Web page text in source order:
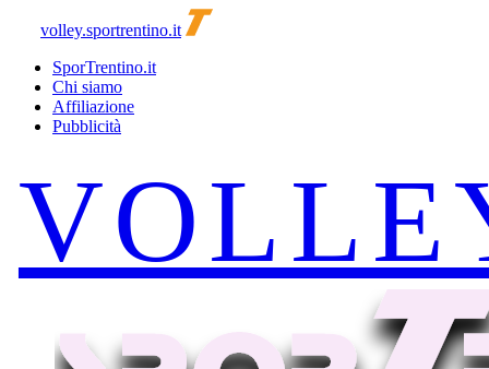
volley.sportrentino.it
SporTrentino.it
Chi siamo
Affiliazione
Pubblicità